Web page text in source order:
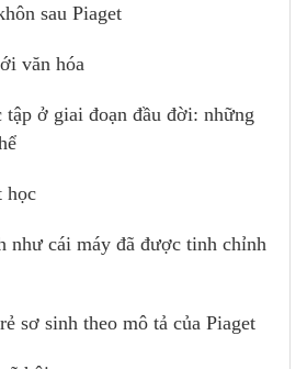
sau Piaget
văn hóa
tập ở giai đoạn đầu đời: những
học
như cái máy đã được tinh chỉnh
sơ sinh theo mô tả của Piaget